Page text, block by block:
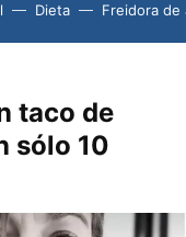
Dieta Freidora de
taco de
sólo 10